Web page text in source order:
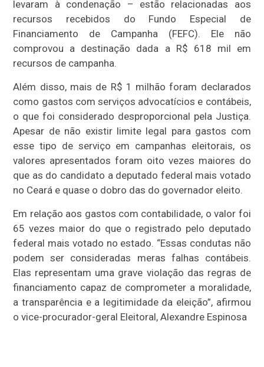
levaram à condenação – estão relacionadas aos
recursos recebidos do Fundo Especial de
Financiamento de Campanha (FEFC). Ele não
comprovou a destinação dada a R$ 618 mil em
recursos de campanha.
Além disso, mais de R$ 1 milhão foram declarados
como gastos com serviços advocatícios e contábeis,
o que foi considerado desproporcional pela Justiça.
Apesar de não existir limite legal para gastos com
esse tipo de serviço em campanhas eleitorais, os
valores apresentados foram oito vezes maiores do
que as do candidato a deputado federal mais votado
no Ceará e quase o dobro das do governador eleito.
Em relação aos gastos com contabilidade, o valor foi
65 vezes maior do que o registrado pelo deputado
federal mais votado no estado. “Essas condutas não
podem ser consideradas meras falhas contábeis.
Elas representam uma grave violação das regras de
financiamento capaz de comprometer a moralidade,
a transparência e a legitimidade da eleição”, afirmou
o vice-procurador-geral Eleitoral, Alexandre Espinosa